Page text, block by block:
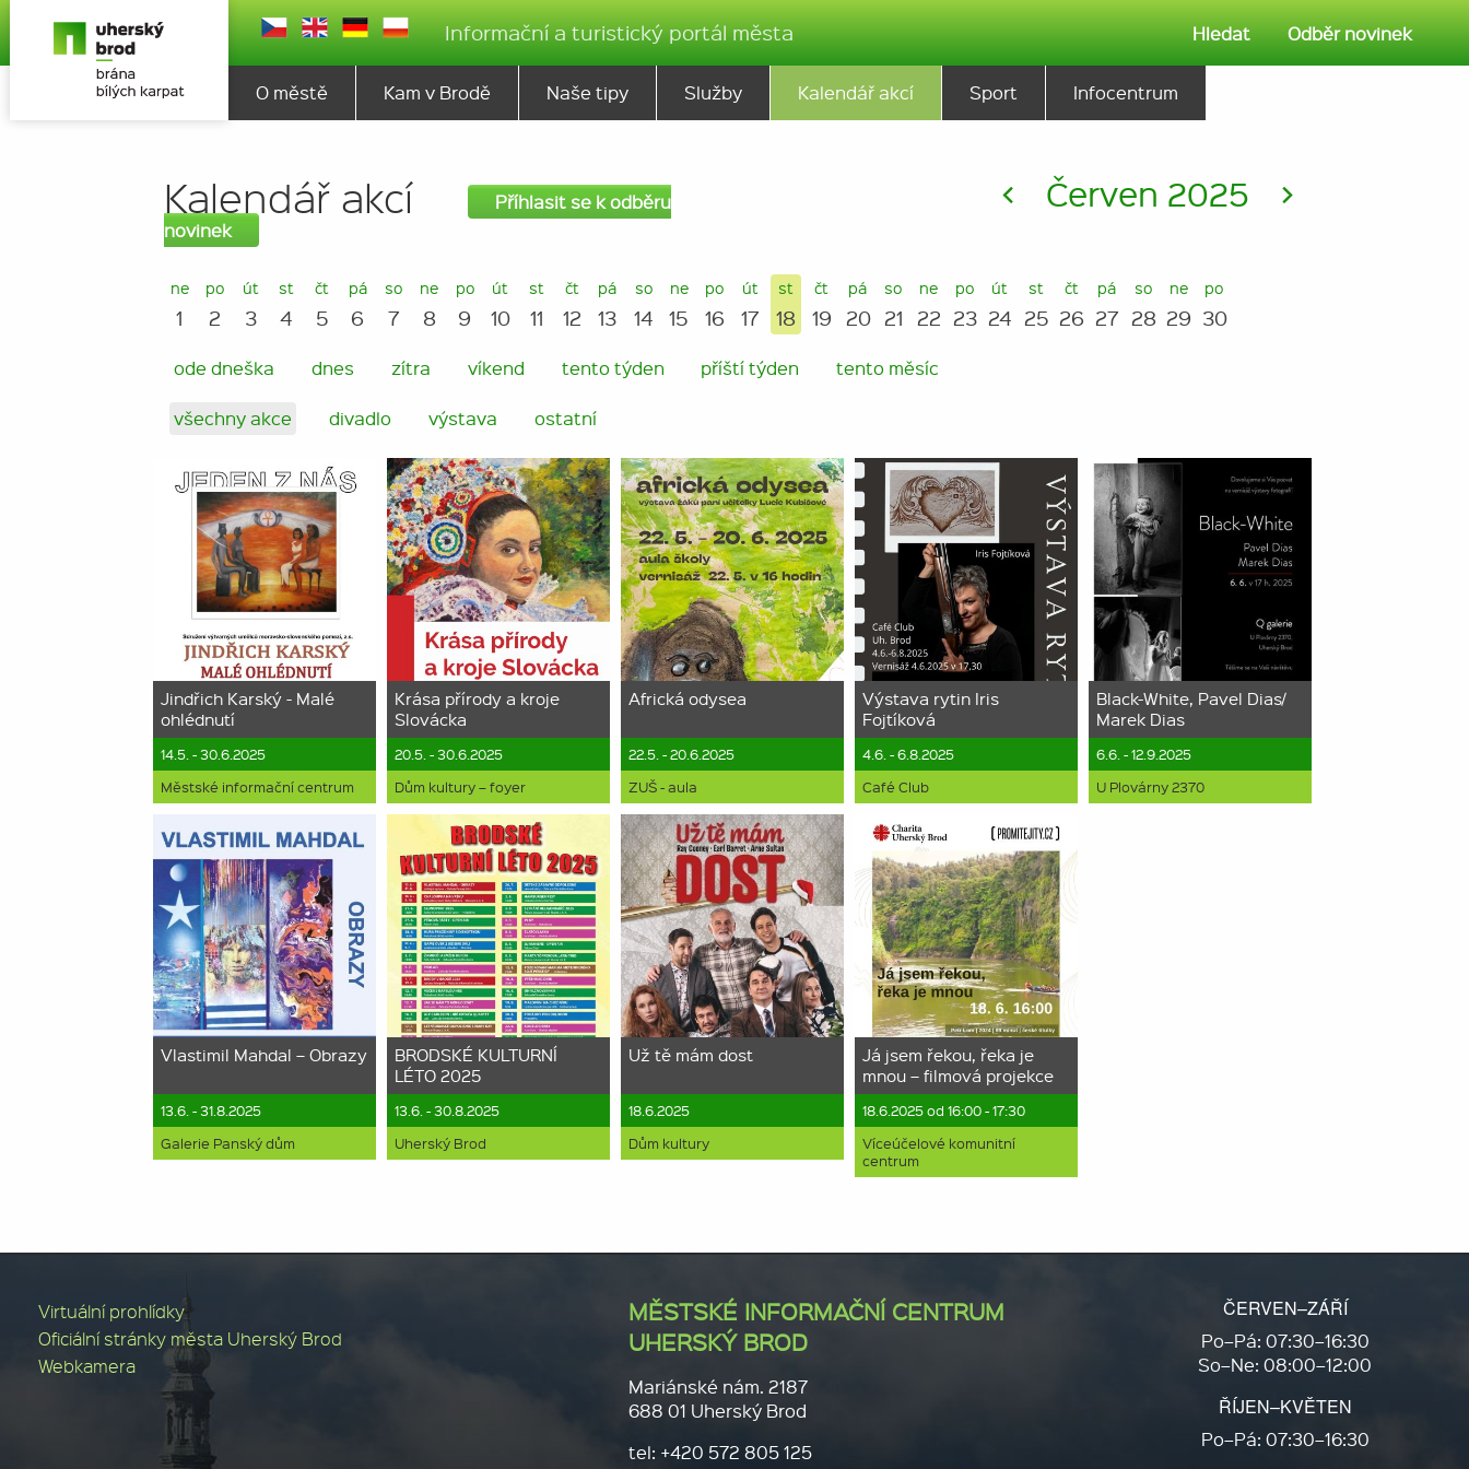
Informační a turistický portál města Hledat Odběr novinek
O městě Kam v Brodě Naše tipy Služby Kalendář akcí Sport Infocentrum
Kalendář akcí
Příhlasit se k odběru
novinek
< Červen 2025 >
ne
1
po
2
út
3
st
4
čt
5
pá
6
so
7
ne
8
po
9
út
10
st
11
čt
12
pá
13
so
14
ne
15
po
16
út
17
st
18
čt
19
pá
20
so
21
ne
22
po
23
út
24
st
25
čt
26
pá
27
so
28
ne
29
po
30
ode dneška dnes zítra víkend tento týden příští týden tento měsíc
všechny akce divadlo výstava ostatní
Jindřich Karský - Malé
ohlédnutí
14.5. - 30.6.2025
Městské informační centrum
Krása přírody a kroje
Slovácka
20.5. - 30.6.2025
Dům kultury – foyer
Africká odysea
22.5. - 20.6.2025
ZUŠ - aula
Výstava rytin Iris
Fojtíková
4.6. - 6.8.2025
Café Club
Black-White, Pavel Dias/
Marek Dias
6.6. - 12.9.2025
U Plovárny 2370
Vlastimil Mahdal – Obrazy
13.6. - 31.8.2025
Galerie Panský dům
BRODSKÉ KULTURNÍ
LÉTO 2025
13.6. - 30.8.2025
Uherský Brod
Už tě mám dost
18.6.2025
Dům kultury
Já jsem řekou, řeka je
mnou – filmová projekce
18.6.2025 od 16:00 - 17:30
Víceúčelové komunitní
centrum
Virtuální prohlídky
Oficiální stránky města Uherský Brod
Webkamera
MĚSTSKÉ INFORMAČNÍ CENTRUM
UHERSKÝ BROD
Mariánské nám. 2187
688 01 Uherský Brod
tel: +420 572 805 125
ČERVEN–ZÁŘÍ
Po–Pá: 07:30–16:30
So–Ne: 08:00–12:00
ŘÍJEN–KVĚTEN
Po–Pá: 07:30–16:30